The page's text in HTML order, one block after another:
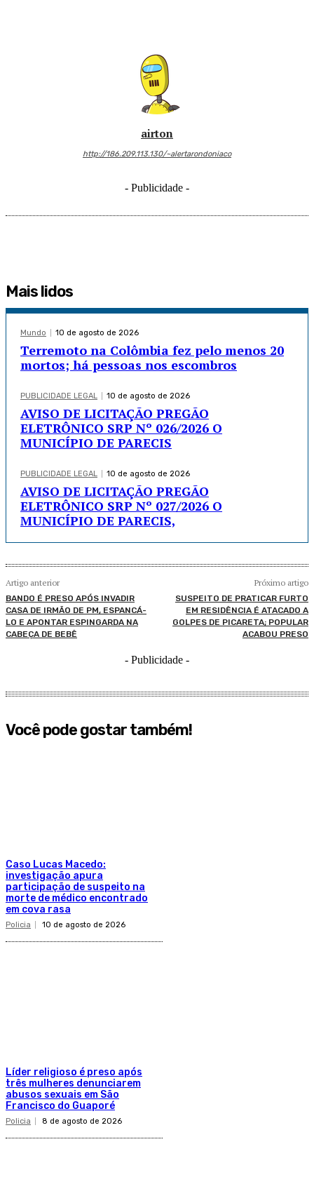
airton
http://186.209.113.130/~alertarondoniaco
- Publicidade -
Mais lidos
Mundo 10 de agosto de 2026
Terremoto na Colômbia fez pelo menos 20
mortos; há pessoas nos escombros
PUBLICIDADE LEGAL 10 de agosto de 2026
AVISO DE LICITAÇÃO PREGÃO
ELETRÔNICO SRP Nº 026/2026 O
MUNICÍPIO DE PARECIS
PUBLICIDADE LEGAL 10 de agosto de 2026
AVISO DE LICITAÇÃO PREGÃO
ELETRÔNICO SRP Nº 027/2026 O
MUNICÍPIO DE PARECIS,
Artigo anterior
BANDO É PRESO APÓS INVADIR
CASA DE IRMÃO DE PM, ESPANCÁ-
LO E APONTAR ESPINGARDA NA
CABEÇA DE BEBÊ
Próximo artigo
SUSPEITO DE PRATICAR FURTO
EM RESIDÊNCIA É ATACADO A
GOLPES DE PICARETA; POPULAR
ACABOU PRESO
- Publicidade -
Você pode gostar também!
Caso Lucas Macedo:
investigação apura
participação de suspeito na
morte de médico encontrado
em cova rasa
Policia 10 de agosto de 2026
Líder religioso é preso após
três mulheres denunciarem
abusos sexuais em São
Francisco do Guaporé
Policia 8 de agosto de 2026